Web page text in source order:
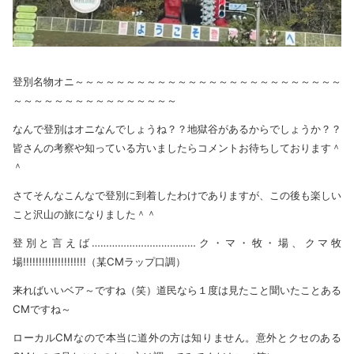
登別名物オニ～～～～～～～～～～～～～～～～～～～～～～～～～～
～～～～～～～～～～～～～～～～
なんで登別はオニなんでしょうね？？地獄谷があるからでしょうか？？
皆さんの考察や知っている方いましたらコメントお待ちしております＾
＾
さてそんなこんなで登別に到着したわけでありますが、この後も楽しい
こと沢山の旅になりました＾＾
登別と言えば………………………………ク・マ・牧・場、クマ牧
場!!!!!!!!!!!!!!!!!!!!（某CMラップ口調）
来ればいいベア～ですね（笑）道民なら１度は見たこと聞いたことある
CMですね～
ローカルCMなので本当に道外の方は知りません。意外とクセのある